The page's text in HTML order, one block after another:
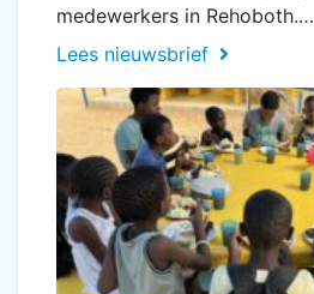
medewerkers in Rehoboth.…
Lees nieuwsbrief